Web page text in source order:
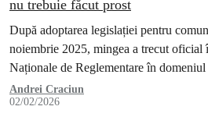
nu trebuie făcut prost
După adoptarea legislației pentru
noiembrie 2025, mingea a trecut
Naționale de Reglementare în
există. Drepturile cetățenilor de a…
Andrei Craciun
02/02/2026